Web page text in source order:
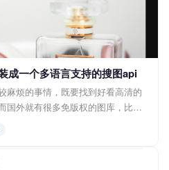
成一个多语言支持的搜图api
麻烦的事情，既要找到好看高清的
国外就有很多免版权的图库，比如
个api，这样在嵌入一些项目中会
来看看吧。 其实unsplash官方就已